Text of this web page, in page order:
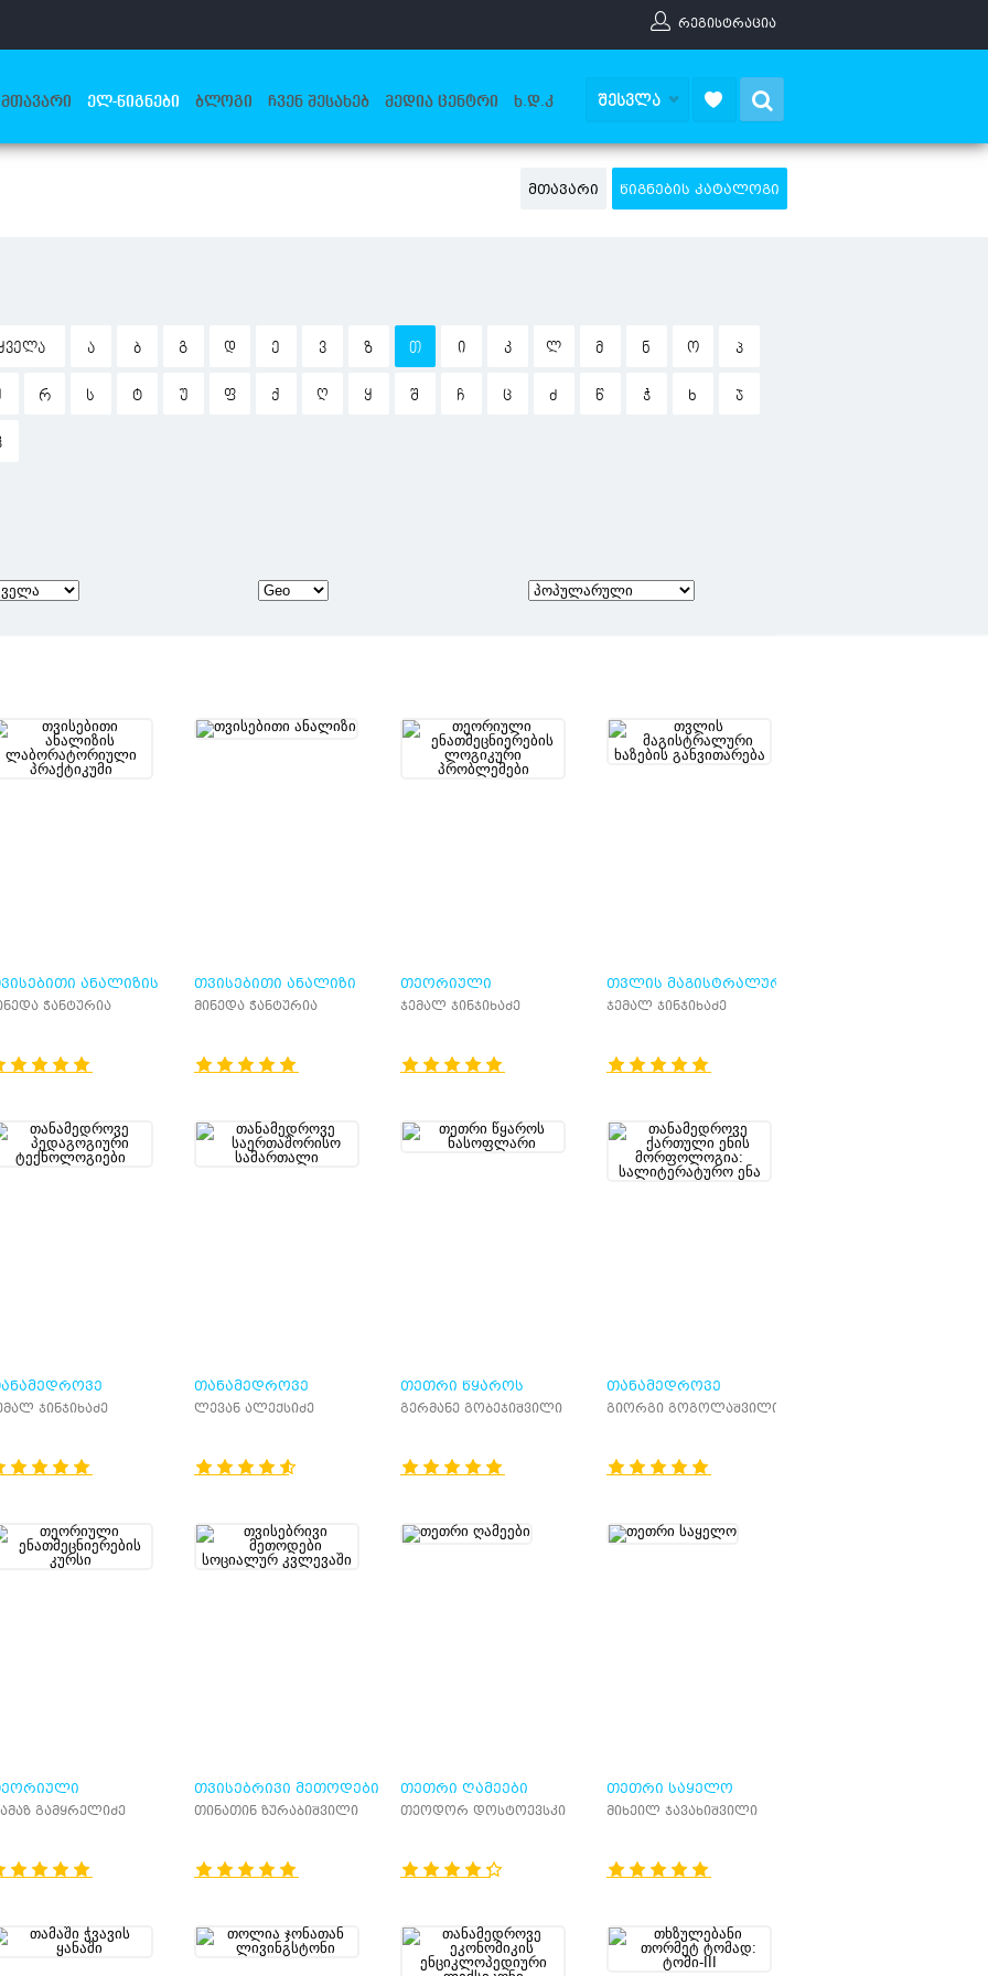
ᲠᲔᲒᲘᲡᲢᲠᲐᲪᲘᲐ
ᲛᲗᲐᲕᲐᲠᲘ ᲔᲚ-ᲬᲘᲒᲜᲔᲑᲘ ᲑᲚᲝᲒᲘ ᲩᲕᲔᲜ ᲨᲔᲡᲐᲮᲔᲑ ᲛᲔᲓᲘᲐ ᲪᲔᲜᲢᲠᲘ Ხ.Დ.Კ ᲨᲔᲡᲕᲚᲐ
ᲛᲗᲐᲕᲐᲠᲘ ᲬᲘᲒᲜᲔᲑᲘᲡ ᲙᲐᲢᲐᲚᲝᲒᲘ
Ა Ბ Გ Დ Ე Ვ Ზ Თ Ი Კ Ლ Მ Ნ Ო Პ
Რ Ს Ტ Უ Ფ Ქ Ღ Ყ Შ Ჩ Ც Ძ Წ Ჭ Ხ Ჯ
ᲐᲜᲐᲚᲘᲖᲘᲡ
ჭანტურია
ᲗᲕᲘᲡᲔᲑᲘᲗᲘ ᲐᲜᲐᲚᲘᲖᲘ
მინედა ჭანტურია
ᲗᲔᲝᲠᲘᲣᲚᲘ
ᲔᲜᲐᲗᲛᲔᲪᲜᲘᲔᲠᲔᲑᲘᲡ
ჯემალ ჯინჯიხაძე
ᲗᲕᲚᲘᲡ ᲛᲐᲒᲘᲡᲢᲠᲐᲚᲣᲠᲘ
ᲮᲐᲖᲔᲑᲘᲡ ᲒᲐᲜᲕᲘᲗᲐᲠᲔᲑᲐ
ჯემალ ჯინჯიხაძე
ჯინჯიხაძე
ᲗᲐᲜᲐᲛᲔᲓᲠᲝᲕᲔ
ᲡᲐᲔᲠᲗᲐᲨᲝᲠᲘᲡᲝ
ლევან ალექსიძე
ᲗᲔᲗᲠᲘ ᲬᲧᲐᲠᲝᲡ
ᲜᲐᲡᲝᲤᲚᲐᲠᲘ
გერმანე გობეჯიშვილი
ᲗᲐᲜᲐᲛᲔᲓᲠᲝᲕᲔ
ᲥᲐᲠᲗᲣᲚᲘ ᲔᲜᲘᲡ
გიორგი გოგოლაშვილი
გამყრელიძე
ᲗᲕᲘᲡᲔᲑᲠᲘᲕᲘ ᲛᲔᲗᲝᲓᲔᲑᲘ
ᲡᲝᲪᲘᲐᲚᲣᲠ ᲙᲕᲚᲔᲕᲐᲨᲘ
თინათინ ზურაბიშვილი
ᲗᲔᲗᲠᲘ ᲦᲐᲛᲔᲔᲑᲘ
თეოდორ დოსტოევსკი
ᲗᲔᲗᲠᲘ ᲡᲐᲧᲔᲚᲝ
მიხეილ ჯავახიშვილი